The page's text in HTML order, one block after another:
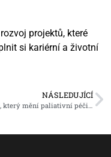
projektů, které
si kariérní a životní
NÁSLEDUJÍCÍ
Nástroj, který mění paliativní péči pro děti